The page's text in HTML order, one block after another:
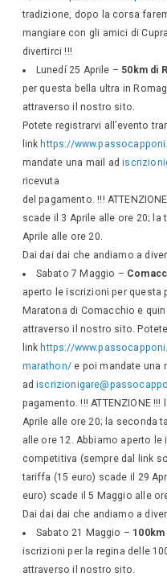
tradizione, dopo la corsa
mangiare con gli amici di
divertirci !!!
Lunedí 25 Aprile – 50km di
per questa bella ultra in
attraverso il nostro sito.
Potete registrarvi all’evento
link https://
mandate una mail ad
ricevuta
del pagamento. !!!
scade il 3 Aprile alle ore 20;
Aprile alle ore 20.
Dai dai dai che andiamo a
Sabato 7 Maggio –
aperto le iscrizioni per questa
Maratona di Comacchio e
attraverso il nostro sito.
link https://
marathon/ e poi mandate una
ad
pagamento. !!! ATTENZIONE
Aprile alle ore 20; la seconda
alle ore 12. Abbiamo aperto
competitiva (sempre dal link
tariffa (15 euro) scade il 29
euro) scade il 5 Maggio alle
Dai dai dai che andiamo a
Sabato 21 Maggio –
iscrizioni per la regina delle
attraverso il nostro sito.